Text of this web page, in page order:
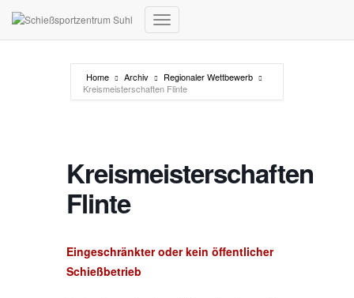
Navigation umschalten
Home Archiv
Regionaler Wettbewerb
Kreismeisterschaften Flinte
Kreismeisterschaften
Flinte
Eingeschränkter oder kein öffentlicher
Schießbetrieb